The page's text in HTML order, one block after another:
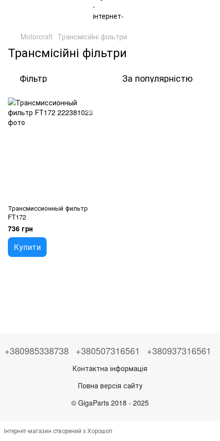
Motorcraft Трансмісійні фільтри
Трансмісійні фільтри
Фільтр За популярністю
Трансмиссионный фильтр
FT172
736 грн
Купити
+380985338738 +380507316561 +380937316561
Контактна інформація
Повна версія сайту
© GigaParts 2018 - 2025
Інтернет-магазин створений з Хорошоп